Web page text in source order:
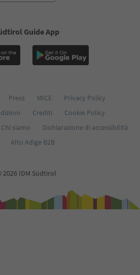
Guide App
Press MICE
Privacy Policy
Crediti
Cookie Policy
Chi siamo
Dichiarazione di accessibilità
Alto Adige B2B
2026 IDM Südtirol